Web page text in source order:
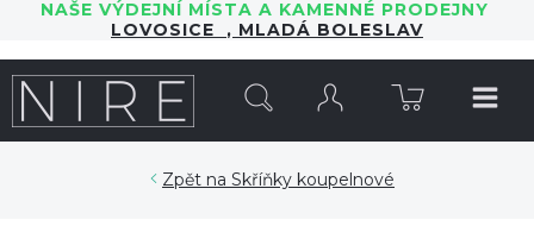
NAŠE VÝDEJNÍ MÍSTA A KAMENNÉ PRODEJNY
LOVOSICE , MLADÁ BOLESLAV
Skříňky koupelnové